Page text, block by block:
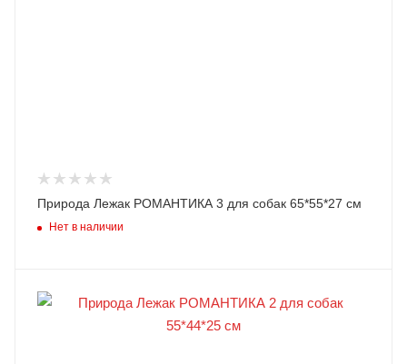
Природа Лежак РОМАНТИКА 3 для собак 65*55*27 см
Нет в наличии